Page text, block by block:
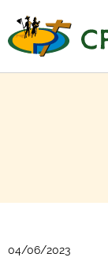
04/06/2023